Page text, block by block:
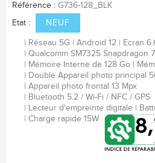
Référence : G736-128_BLK
Etat :
NEUF
Réseau 5G Android 12
Ecran
Qualcomm SM7325 Snapdragon
Mémoire Interne de 128 Go
Double Appareil photo principal
Appareil photo frontal 13 Mpx
Bluetooth 5.2 / Wi-Fi / NFC / GPS
Lecteur d'empreinte digitale
Charge rapide 15W